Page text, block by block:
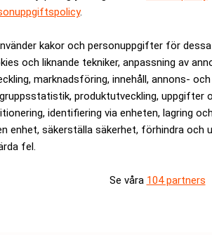
.
kakor och personuppgifter för
och liknande tekniker, anpassning av
marknadsföring, innehåll, annons-
produktutveckling, uppgifter
identifiering via enheten, lagring
enhet, säkerställa säkerhet, förhindra och
fel.
Se våra 104 partners
Asset Management kommit
och Goldman Sachs International har
är kostnadsfritt: Prenumerera
Standard Life